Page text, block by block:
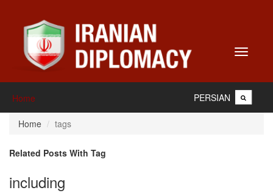
Toggle
Home PERSIAN
Home tags
Related Posts With Tag
including